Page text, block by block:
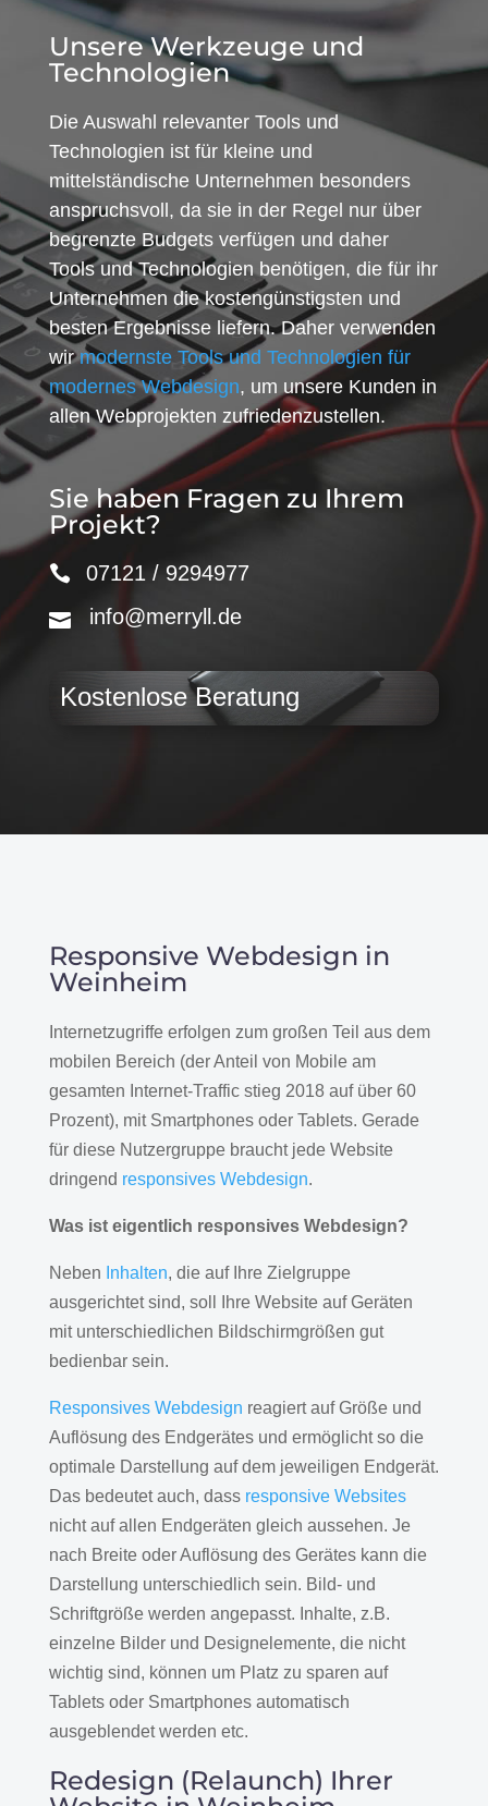
Unsere Werkzeuge und
Technologien
Die Auswahl relevanter Tools und
Technologien ist für kleine und
mittelständische Unternehmen besonders
anspruchsvoll, da sie in der Regel nur über
begrenzte Budgets verfügen und daher
Tools und Technologien benötigen, die für ihr
Unternehmen die kostengünstigsten und
besten Ergebnisse liefern. Daher verwenden
wirmodernste Tools und Technologien für
modernes Webdesign, um unsere Kunden in
allen Webprojekten zufriedenzustellen.
Sie haben Fragen zu Ihrem
Projekt?
07121 / 9294977
info@merryll.de
Kostenlose Beratung
Responsive Webdesign in
Weinheim
Internetzugriffe erfolgen zum großen Teil aus dem
mobilen Bereich (der Anteil von Mobile am
gesamten Internet-Traffic stieg 2018 auf über 60
Prozent), mit Smartphones oder Tablets. Gerade
für diese Nutzergruppe braucht jede Website
dringend responsives Webdesign.
Was ist eigentlich responsives Webdesign?
Neben Inhalten, die auf Ihre Zielgruppe
ausgerichtet sind, soll Ihre Website auf Geräten
mit unterschiedlichen Bildschirmgrößen gut
bedienbar sein.
Responsives Webdesign reagiert auf Größe und
Auflösung des Endgerätes und ermöglicht so die
optimale Darstellung auf dem jeweiligen Endgerät.
Das bedeutet auch, dass responsive Websites
nicht auf allen Endgeräten gleich aussehen. Je
nach Breite oder Auflösung des Gerätes kann die
Darstellung unterschiedlich sein. Bild- und
Schriftgröße werden angepasst. Inhalte, z.B.
einzelne Bilder und Designelemente, die nicht
wichtig sind, können um Platz zu sparen auf
Tablets oder Smartphones automatisch
ausgeblendet werden etc.
Redesign (Relaunch) Ihrer